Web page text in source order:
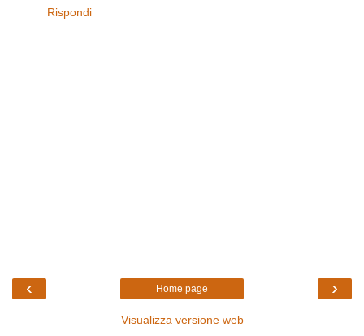
Rispondi
‹ ›
Home page
Visualizza versione web